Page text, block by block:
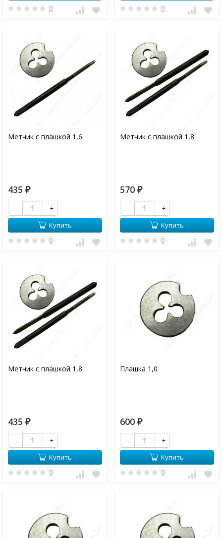
0 0
Метчик с плашкой 1,6
435 ₽
-
+
Купить
0
Метчик с плашкой 1,8
570 ₽
-
+
Купить
0
Метчик с плашкой 1,8
435 ₽
-
+
Купить
0
Плашка 1,0
600 ₽
-
+
Купить
0